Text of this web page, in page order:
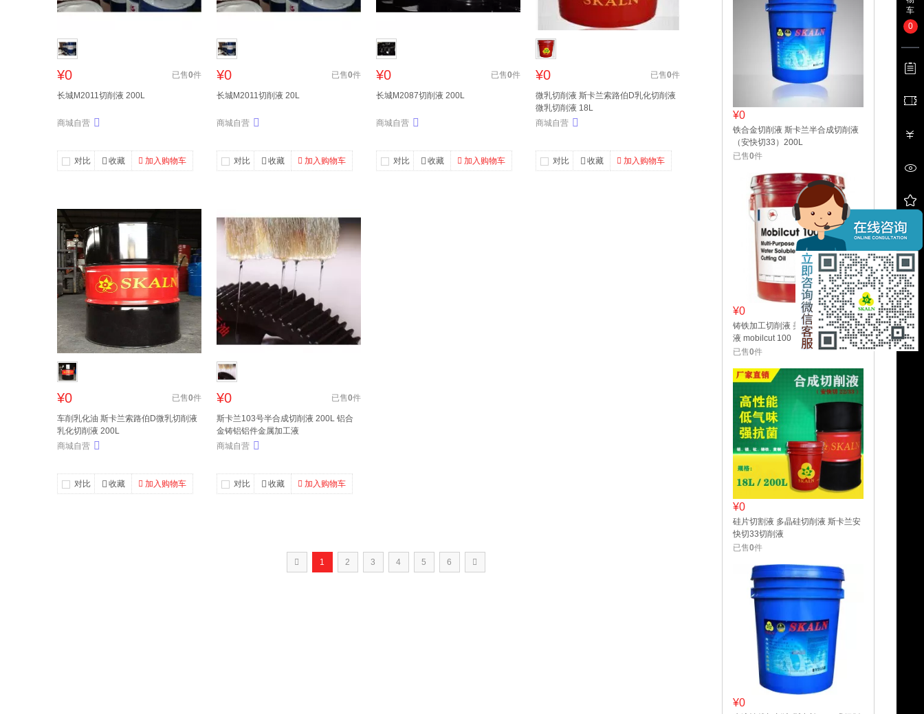
¥0 已售0件
长城M2011切削液 200L
商城自营
对比 收藏 加入购物车
¥0 已售0件
长城M2011切削液 20L
商城自营
对比 收藏 加入购物车
¥0 已售0件
长城M2087切削液 200L
商城自营
对比 收藏 加入购物车
¥0 已售0件
微乳切削液 斯卡兰索路伯D乳化切削液
微乳切削液 18L
商城自营
对比 收藏 加入购物车
¥0 已售0件
车削乳化油 斯卡兰索路伯D微乳切削液
乳化切削液 200L
商城自营
对比 收藏 加入购物车
¥0 已售0件
斯卡兰103号半合成切削液 200L 铝合
金铸铝铝件金属加工液
商城自营
对比 收藏 加入购物车
1 2 3 4 5 6
¥0
铁合金切削液 斯卡兰半合成切削液
（安快切33）200L
已售0件
¥0
铸铁加工切削液 美孚克特100切削
液 mobilcut 100
已售0件
¥0
硅片切割液 多晶硅切削液 斯卡兰安
快切33切削液
已售0件
¥0
车
0